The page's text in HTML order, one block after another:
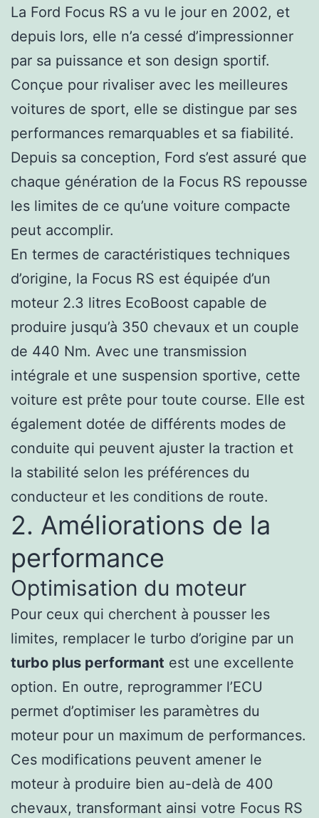
La Ford Focus RS a vu le jour en 2002, et
depuis lors, elle n’a cessé d’impressionner
par sa puissance et son design sportif.
Conçue pour rivaliser avec les meilleures
voitures de sport, elle se distingue par ses
performances remarquables et sa fiabilité.
Depuis sa conception, Ford s’est assuré que
chaque génération de la Focus RS repousse
les limites de ce qu’une voiture compacte
peut accomplir.
En termes de caractéristiques techniques
d’origine, la Focus RS est équipée d’un
moteur 2.3 litres EcoBoost capable de
produire jusqu’à 350 chevaux et un couple
de 440 Nm. Avec une transmission
intégrale et une suspension sportive, cette
voiture est prête pour toute course. Elle est
également dotée de différents modes de
conduite qui peuvent ajuster la traction et
la stabilité selon les préférences du
conducteur et les conditions de route.
2. Améliorations de la
performance
Optimisation du moteur
Pour ceux qui cherchent à pousser les
limites, remplacer le turbo d’origine par un
turbo plus performant est une excellente
option. En outre, reprogrammer l’ECU
permet d’optimiser les paramètres du
moteur pour un maximum de performances.
Ces modifications peuvent amener le
moteur à produire bien au-delà de 400
chevaux, transformant ainsi votre Focus RS